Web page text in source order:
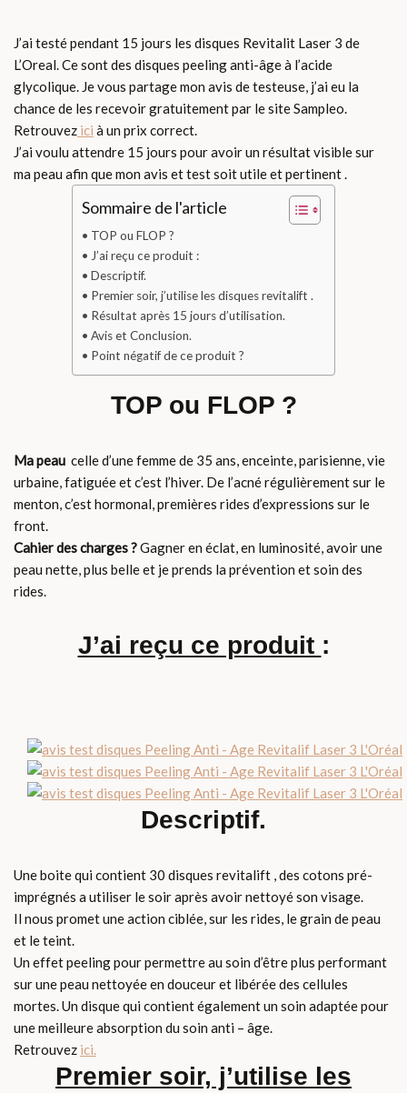
J’ai testé pendant 15 jours les disques Revitalit Laser 3 de
L’Oreal. Ce sont des disques peeling anti-âge à l’acide
glycolique. Je vous partage mon avis de testeuse, j’ai eu la
chance de les recevoir gratuitement par le site Sampleo.
Retrouvez ici à un prix correct.
J’ai voulu attendre 15 jours pour avoir un résultat visible sur
ma peau afin que mon avis et test soit utile et pertinent .
Sommaire de l'article
TOP ou FLOP ?
J’ai reçu ce produit :
Descriptif.
Premier soir, j’utilise les disques revitalift .
Résultat après 15 jours d’utilisation.
Avis et Conclusion.
Point négatif de ce produit ?
TOP ou FLOP ?
Ma peau celle d’une femme de 35 ans, enceinte, parisienne, vie
urbaine, fatiguée et c’est l’hiver. De l’acné régulièrement sur le
menton, c’est hormonal, premières rides d’expressions sur le
front.
Cahier des charges ?Gagner en éclat, en luminosité, avoir une
peau nette, plus belle et je prends la prévention et soin des
rides.
J’ai reçu ce produit :
Descriptif.
Une boite qui contient 30 disques revitalift , des cotons pré-
imprégnés a utiliser le soir après avoir nettoyé son visage.
Il nous promet une action ciblée, sur les rides, le grain de peau
et le teint.
Un effet peeling pour permettre au soin d’être plus performant
sur une peau nettoyée en douceur et libérée des cellules
mortes. Un disque qui contient également un soin adaptée pour
une meilleure absorption du soin anti – âge.
Retrouvez ici.
Premier soir, j’utilise les